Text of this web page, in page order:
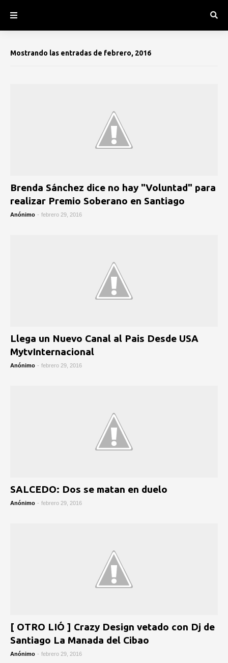
Mostrando las entradas de febrero, 2016
Brenda Sánchez dice no hay "Voluntad" para
realizar Premio Soberano en Santiago
Anónimo - febrero 29, 2016
Llega un Nuevo Canal al Pais Desde USA
MytvInternacional
Anónimo - febrero 29, 2016
SALCEDO: Dos se matan en duelo
Anónimo - febrero 29, 2016
[ OTRO LIÓ ] Crazy Design vetado con Dj de
Santiago La Manada del Cibao
Anónimo - febrero 29, 2016